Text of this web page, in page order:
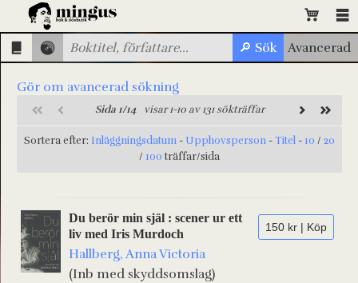
Gör om avancerad sökning
Sida 1/14visar 1-10 av 131 sökträffar
Sortera efter: Inläggningsdatum - Upphovsperson -Titel - 10 / 20
/ 100 träffar/sida
150 kr | Köp
Du berör min själ : scener ur ett
liv med Iris Murdoch
Hallberg, Anna Victoria
(Inb med skyddsomslag)